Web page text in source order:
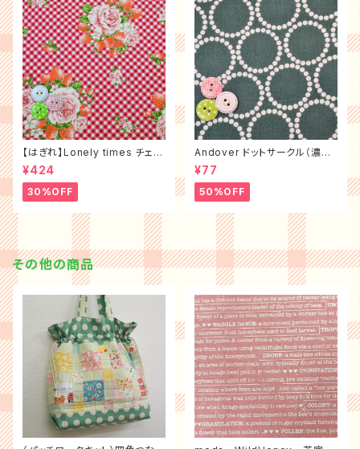
【はぎれ】Lonely times チェッ
クローズ（布幅×50㎝）
¥424
30%OFF
Andover ドットサークル（濃グ
リーン）
¥77
50%OFF
その他の商品